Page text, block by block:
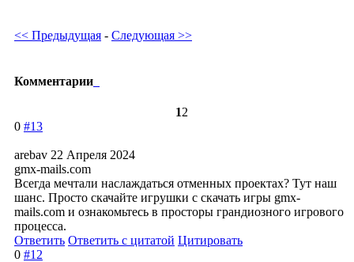
<< Предыдущая - Следующая >>
Комментарии
12
0 #13
arebav 22 Апреля 2024
gmx-mails.com
Всегда мечтали наслаждаться отменных проектах? Тут наш
шанс. Просто скачайте игрушки с скачать игры gmx-
mails.com и ознакомьтесь в просторы грандиозного игрового
процесса.
Ответить Ответить с цитатой Цитировать
0 #12